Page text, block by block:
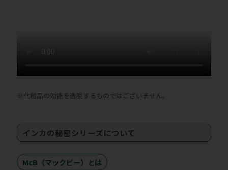
※化粧品の効能を逸脱するものではございません。
インカの秘密シリーズについて
McB（マックビー）とは